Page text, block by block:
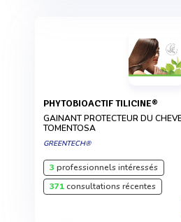
PHYTOBIOACTIF TILICINE®
GAINANT PROTECTEUR DU
TOMENTOSA
GREENTECH®
3 professionnels intéressés
371consultations récentes